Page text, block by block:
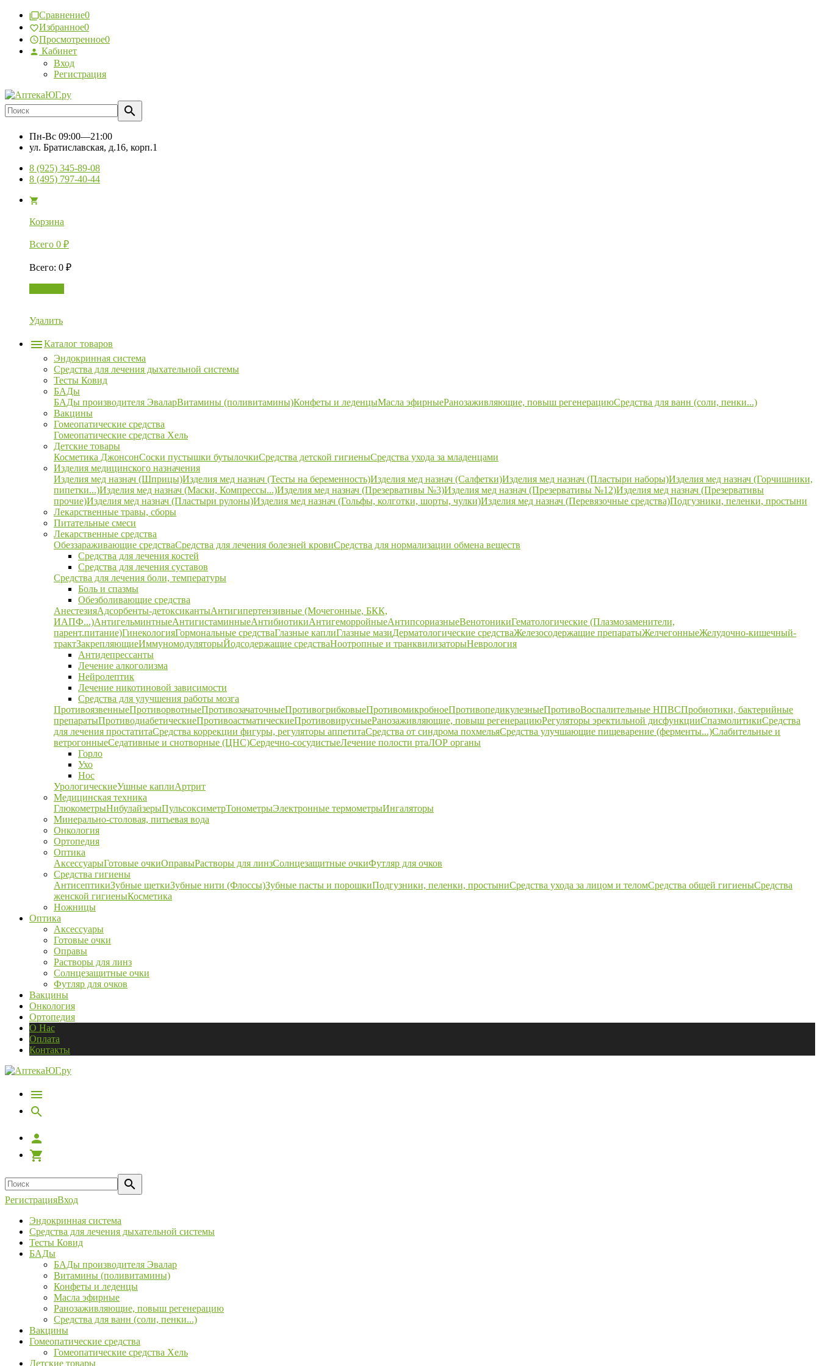
Сравнение0
Избранное0
Просмотренное0
Кабинет
Вход
Регистрация
Пн-Вс 09:00—21:00
ул. Братиславская, д.16, корп.1
8 (925) 345-89-08
8 (495) 797-40-44
Корзина
Всего 0 ₽
Всего: 0 ₽
Удалить
Каталог товаров
Эндокринная система
Средства для лечения дыхательной системы
Тесты Ковид
БАДы
БАДы производителя ЭваларВитамины (поливитамины)Конфеты и леденцыМасла эфирныеРанозаживляющие, повыш регенерациюСредства для ванн (соли, пенки...)
Вакцины
Гомеопатические средства
Гомеопатические средства Хель
Детские товары
Косметика ДжонсонСоски пустышки бутылочкиСредства детской гигиеныСредства ухода за младенцами
Изделия медицинского назначения
Изделия мед назнач (Шприцы)Изделия мед назнач (Тесты на беременность)Изделия мед назнач (Салфетки)Изделия мед назнач (Пластыри наборы)Изделия мед назнач (Горчишники,
пипетки...)Изделия мед назнач (Маски, Компрессы...)Изделия мед назнач (Презервативы №3)Изделия мед назнач (Презервативы №12)Изделия мед назнач (Презервативы
прочие)Изделия мед назнач (Пластыри рулоны)Изделия мед назнач (Гольфы, колготки, шорты, чулки)Изделия мед назнач (Перевязочные средства)Подгузники, пеленки, простыни
Лекарственные травы, сборы
Питательные смеси
Лекарственные средства
Обеззараживающие средстваСредства для лечения болезней кровиСредства для нормализации обмена веществ
Средства для лечения костей
Средства для лечения суставов
Средства для лечения боли, температуры
Боль и спазмы
Обезболивающие средства
АнестезияАдсорбенты-детоксикантыАнтигипертензивные (Мочегонные, БКК,
ИАПФ...)АнтигельминтныеАнтигистаминныеАнтибиотикиАнтигеморройныеАнтипсориазныеВенотоникиГематологические (Плазмозаменители,
парент.питание)ГинекологияГормональные средстваГлазные каплиГлазные мазиДерматологические средстваЖелезосодержащие препаратыЖелчегонныеЖелудочно-кишечный-
трактЗакрепляющиеИммуномодуляторыЙодсодержащие средстваНоотропные и транквилизаторыНеврология
Антидепрессанты
Лечение алкоголизма
Нейролептик
Лечение никотиновой зависимости
Средства для улучшения работы мозга
ПротивоязвенныеПротиворвотныеПротивозачаточныеПротивогрибковыеПротивомикробноеПротивопедикулезныеПротивоВоспалительные НПВСПробиотики, бактерийные
препаратыПротиводиабетическиеПротивоастматическиеПротивовирусныеРанозаживляющие, повыш регенерациюРегуляторы эректильной дисфункцииСпазмолитикиСредства
для лечения простатитаСредства коррекции фигуры, регуляторы аппетитаСредства от синдрома похмельяСредства улучшающие пищеварение (ферменты...)Слабительные и
ветрогонныеСедативные и снотворные (ЦНС)Сердечно-сосудистыеЛечение полости ртаЛОР органы
Горло
Ухо
Нос
УрологическиеУшные каплиАртрит
Медицинская техника
ГлюкометрыНибулайзерыПульсоксиметрТонометрыЭлектронные термометрыИнгаляторы
Минерально-столовая, питьевая вода
Онкология
Ортопедия
Оптика
АксессуарыГотовые очкиОправыРастворы для линзСолнцезащитные очкиФутляр для очков
Средства гигиены
АнтисептикиЗубные щеткиЗубные нити (Флоссы)Зубные пасты и порошкиПодгузники, пеленки, простыниСредства ухода за лицом и теломСредства общей гигиеныСредства
женской гигиеныКосметика
Ножницы
Оптика
Аксессуары
Готовые очки
Оправы
Растворы для линз
Солнцезащитные очки
Футляр для очков
Вакцины
Онкология
Ортопедия
О Нас
Оплата
Контакты
РегистрацияВход
Эндокринная система
Средства для лечения дыхательной системы
Тесты Ковид
БАДы
БАДы производителя Эвалар
Витамины (поливитамины)
Конфеты и леденцы
Масла эфирные
Ранозаживляющие, повыш регенерацию
Средства для ванн (соли, пенки...)
Вакцины
Гомеопатические средства
Гомеопатические средства Хель
Детские товары